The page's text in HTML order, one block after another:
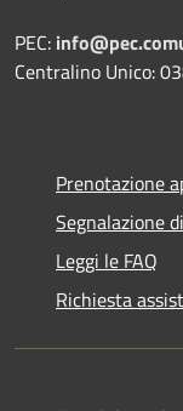
PEC:
Centralino Unico:
Prenotazione
Segnalazione
Leggi le FAQ
Richiesta